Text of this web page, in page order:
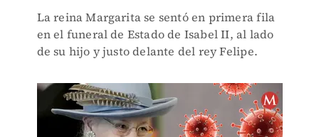
La reina Margarita se sentó en primera fila
en el funeral de Estado de Isabel II, al lado
de su hijo y justo delante del rey Felipe.